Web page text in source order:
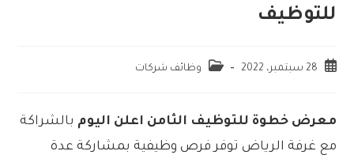
للتوظيف
28 سبتمبر، 2022 وظائف شركات
معرض خطوة للتوظيف الثامن اعلن اليوم بالشراكة
مع غرفة الرياض توفر فرص وظيفية بمشاركة عدة